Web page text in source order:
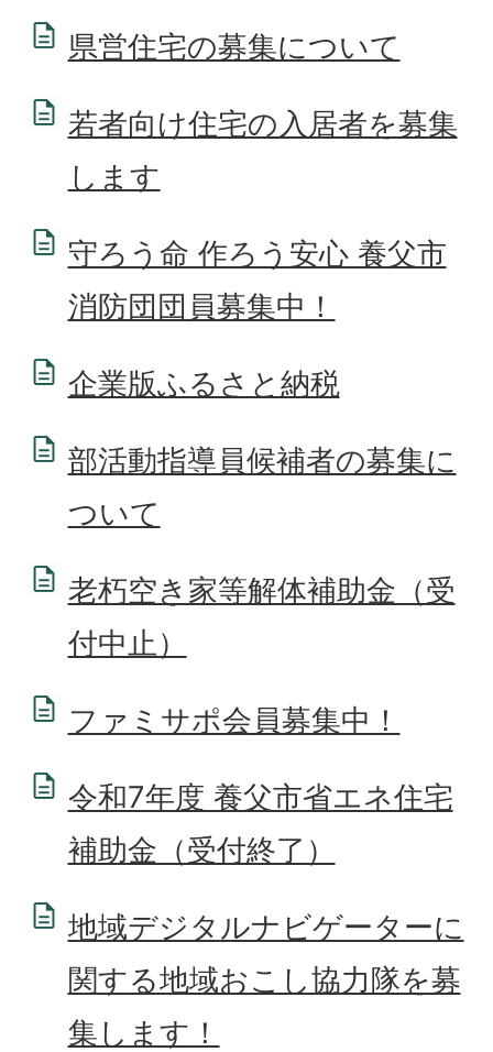
県営住宅の募集について
若者向け住宅の入居者を募集
します
守ろう命 作ろう安心 養父市
消防団団員募集中！
企業版ふるさと納税
部活動指導員候補者の募集に
ついて
老朽空き家等解体補助金（受
付中止）
ファミサポ会員募集中！
令和7年度 養父市省エネ住宅
補助金（受付終了）
地域デジタルナビゲーターに
関する地域おこし協力隊を募
集します！